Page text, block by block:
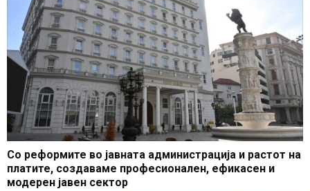
Со реформите во јавната администрација и растот на
платите, создаваме професионален, ефикасен и
модерен јавен сектор